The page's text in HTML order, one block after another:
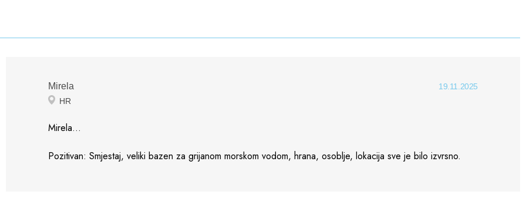
Mirela
HR
19.11.2025
Mirela...
Pozitivan: Smjestaj, veliki bazen za grijanom morskom vodom, hrana, osoblje, lokacija sve je bilo izvrsno.